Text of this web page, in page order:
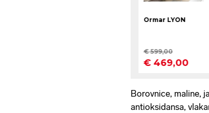
Borovnice, maline,
antioksidansa,